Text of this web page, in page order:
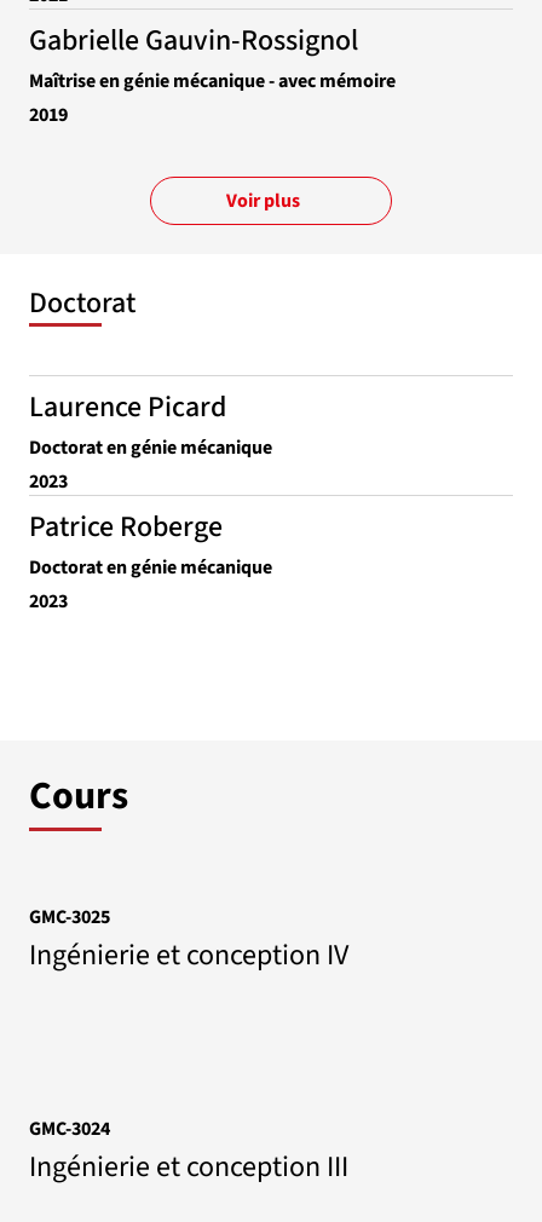
Gabrielle Gauvin-Rossignol
Maîtrise en génie mécanique - avec mémoire
2019
Voir plus
Doctorat
Laurence Picard
Doctorat en génie mécanique
2023
Patrice Roberge
Doctorat en génie mécanique
2023
Cours
GMC-3025
Ingénierie et conception IV
GMC-3024
Ingénierie et conception III